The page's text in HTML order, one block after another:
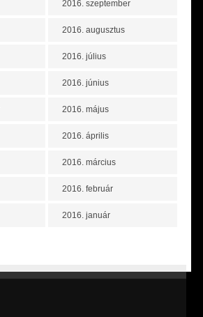
2016. szeptember
2016. augusztus
2016. július
2016. június
2016. május
2016. április
2016. március
2016. február
2016. január